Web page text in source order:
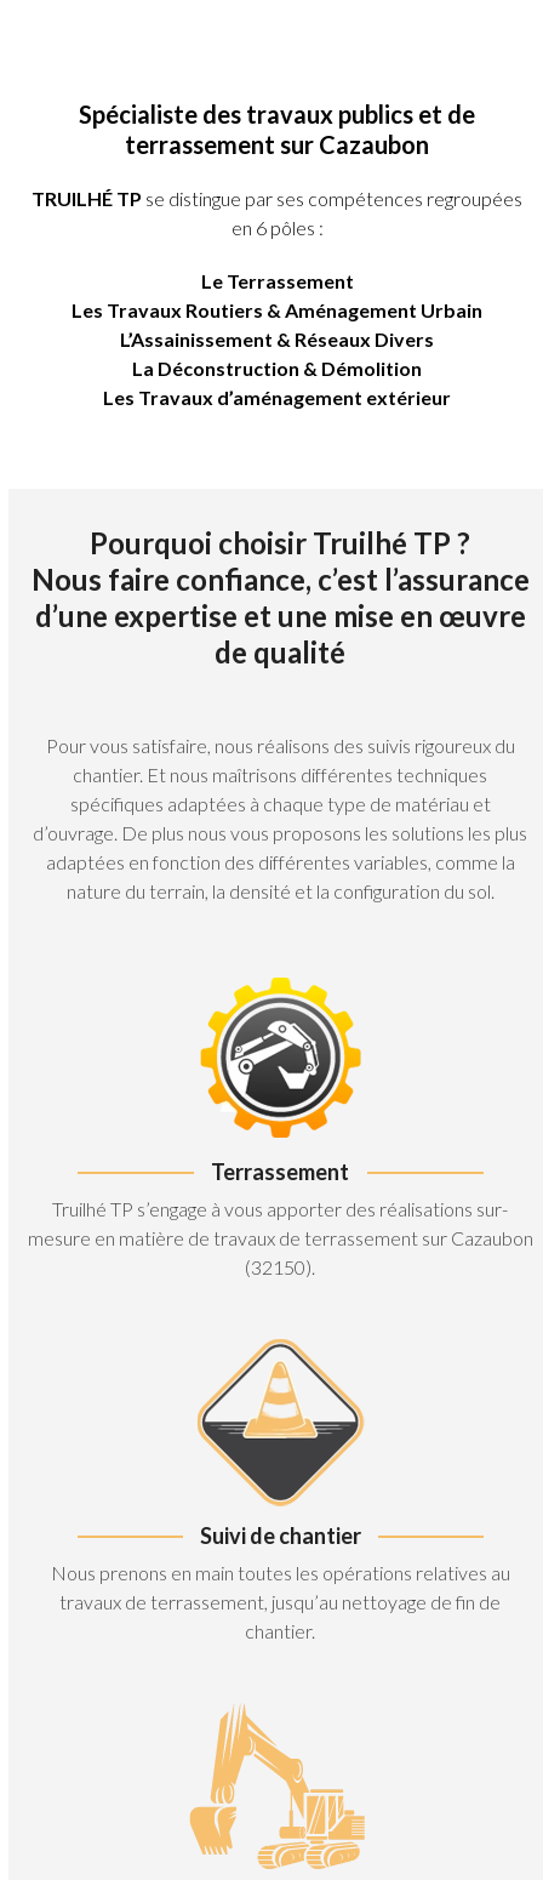
Spécialiste des travaux publics et de
terrassement sur Cazaubon
TRUILHÉ TP se distingue par ses compétences regroupées
en 6 pôles :
Le Terrassement
Les Travaux Routiers & Aménagement Urbain
L’Assainissement & Réseaux Divers
La Déconstruction & Démolition
Les Travaux d’aménagement extérieur
Pourquoi choisir Truilhé TP ?
Nous faire confiance, c’est l’assurance
d’une expertise et une mise en œuvre
de qualité
Pour vous satisfaire, nous réalisons des suivis rigoureux du
chantier. Et nous maîtrisons différentes techniques
spécifiques adaptées à chaque type de matériau et
d’ouvrage. De plus nous vous proposons les solutions les plus
adaptées en fonction des différentes variables, comme la
nature du terrain, la densité et la configuration du sol.
Terrassement
Truilhé TP s’engage à vous apporter des réalisations sur-
mesure en matière de travaux de terrassement sur Cazaubon
(32150).
Suivi de chantier
Nous prenons en main toutes les opérations relatives au
travaux de terrassement, jusqu’au nettoyage de fin de
chantier.